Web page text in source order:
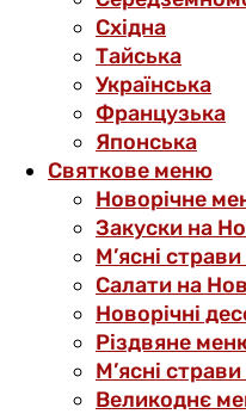
Східна
Тайська
Українська
Французька
Японська
Святкове меню
Новорічне
Закуски на
М’ясні
Салати на
Новорічні
Різдвяне
М’ясні
Великоднє